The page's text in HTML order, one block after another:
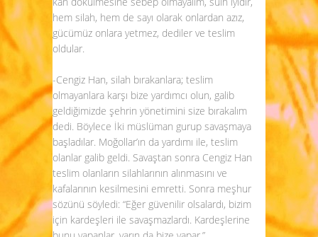
hem silah, hem de sayı olarak onlardan azız,
gücümüz onlara yetmez, dediler ve teslim
oldular.
-Cengiz Han, silah bırakanlara; teslim
olmayanlara karşı bize yardımcı olun, galib
geldiğimizde şehrin yönetimini size bırakalım
dedi. Böylece İki müslüman gurup savaşmaya
başladılar. Moğollar’ın da yardımı ile, teslim
olanlar galib geldi. Savaştan sonra Cengiz Han
teslim olanların silahlarının alınmasını ve
kafalarının kesilmesini emretti. Sonra meşhur
sözünü söyledi: “Eğer güvenilir olsalardı, bizim
için kardeşleri ile savaşmazlardı. Kardeşlerine
bunu yapanlar, yarın da bize yapar.”